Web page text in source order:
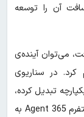
آن را توسعه
می‌توان آینده‌ی
در سناریوی
تبدیل کرده،
بازگشت سرمایه در سازمان‌ها را اثبات می‌کند و پلتفرم Agent 365 به